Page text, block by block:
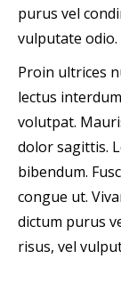
purus vel
vulputate odio.
Proin ultrices
lectus
volutpat.
dolor sagittis.
bibendum.
congue ut.
dictum purus
risus, vel